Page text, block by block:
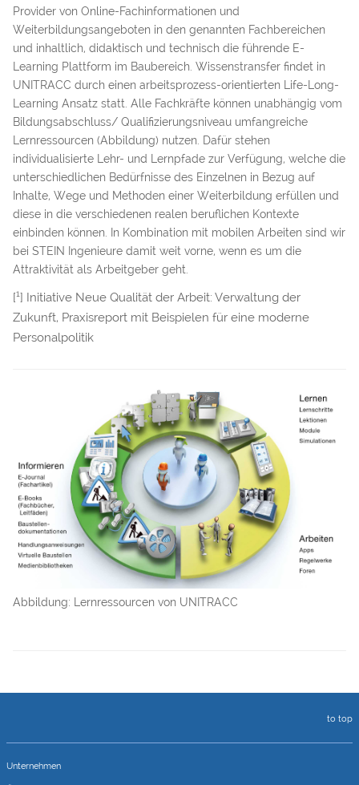
Provider von Online-Fachinformationen und
Weiterbildungsangeboten in den genannten Fachbereichen
und inhaltlich, didaktisch und technisch die führende E-
Learning Plattform im Baubereich. Wissenstransfer findet in
UNITRACC durch einen arbeitsprozess-orientierten Life-Long-
Learning Ansatz statt. Alle Fachkräfte können unabhängig vom
Bildungsabschluss/ Qualifizierungsniveau umfangreiche
Lernressourcen (Abbildung) nutzen. Dafür stehen
individualisierte Lehr- und Lernpfade zur Verfügung, welche die
unterschiedlichen Bedürfnisse des Einzelnen in Bezug auf
Inhalte, Wege und Methoden einer Weiterbildung erfüllen und
diese in die verschiedenen realen beruflichen Kontexte
einbinden können. In Kombination mit mobilen Arbeiten sind wir
bei STEIN Ingenieure damit weit vorne, wenn es um die
Attraktivität als Arbeitgeber geht.
[1] Initiative Neue Qualität der Arbeit: Verwaltung der
Zukunft, Praxisreport mit Beispielen für eine moderne
Personalpolitik
Abbildung: Lernressourcen von UNITRACC
to top
Unternehmen